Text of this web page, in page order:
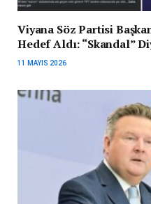
Viyana Söz Partisi
Hedef Aldı: “Skandal”
11 MAYIS 2026